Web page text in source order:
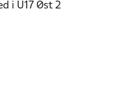
i U17 Øst 2